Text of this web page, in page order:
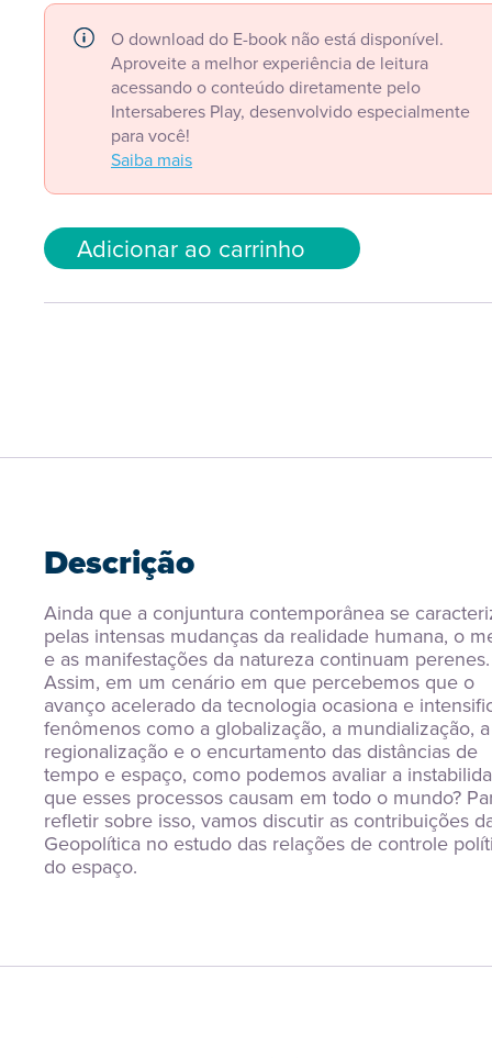
O download do E-book não está disponível.
Aproveite a melhor experiência de leitura
acessando o conteúdo diretamente pelo
Intersaberes Play, desenvolvido especialmente
para você!
Saiba mais
Adicionar ao carrinho
Descrição
Ainda que a conjuntura contemporânea se
pelas intensas mudanças da realidade humana, o
e as manifestações da natureza continuam perenes.
Assim, em um cenário em que percebemos que o
avanço acelerado da tecnologia ocasiona e
fenômenos como a globalização, a mundialização, a
regionalização e o encurtamento das distâncias de
tempo e espaço, como podemos avaliar a
que esses processos causam em todo o mundo?
refletir sobre isso, vamos discutir as contribuições
Geopolítica no estudo das relações de controle
do espaço.